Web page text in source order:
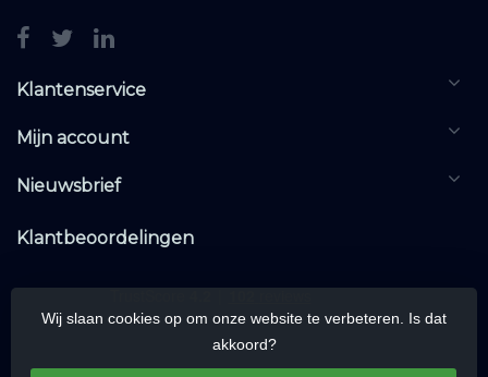
Klantenservice
Mijn account
Nieuwsbrief
Klantbeoordelingen
Wij slaan cookies op om onze website te verbeteren. Is dat
akkoord?